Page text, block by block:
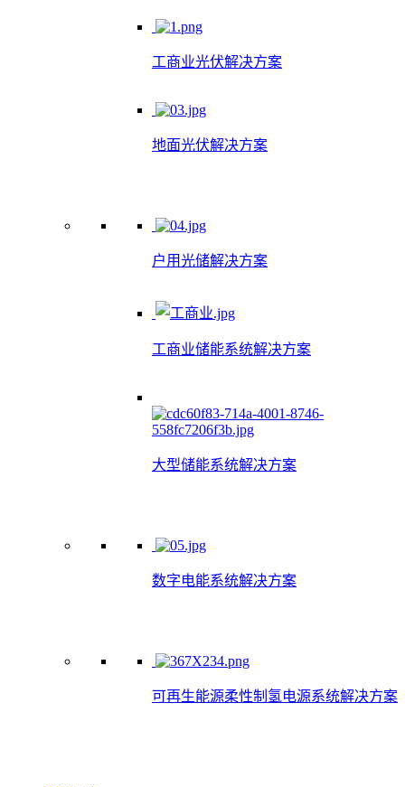
工商业光伏解决方案
地面光伏解决方案
户用光储解决方案
工商业储能系统解决方案
大型储能系统解决方案
数字电能系统解决方案
可再生能源柔性制氢电源系统解决方案